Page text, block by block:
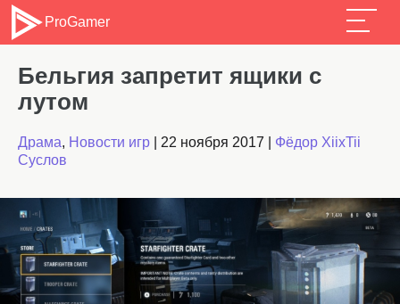
ProGamer
Бельгия запретит ящики с
лутом
Драма, Новости игр 22 ноября 2017
Фёдор XiixTii
Суслов